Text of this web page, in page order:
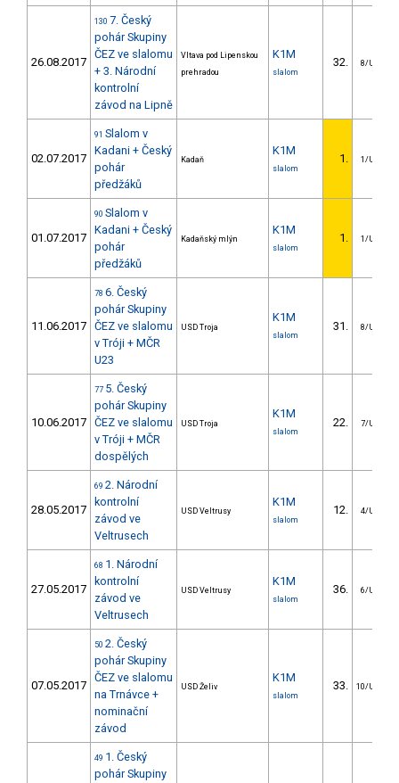
26.08.2017
130 7. Český
pohár Skupiny
ČEZ ve slalomu
+ 3. Národní
kontrolní
závod na Lipně
Vltava pod Lipenskou
prehradou
K1M
slalom
32. 8/U23
02.07.2017
91 Slalom v
Kadani + Český
pohár
předžáků
Kadaň
K1M
slalom
1. 1/U23
01.07.2017
90 Slalom v
Kadani + Český
pohár
předžáků
Kadaňský mlýn
K1M
slalom
1. 1/U23
11.06.2017
78 6. Český
pohár Skupiny
ČEZ ve slalomu
v Tróji + MČR
U23
USD Troja
K1M
slalom
31. 8/U23
10.06.2017
77 5. Český
pohár Skupiny
ČEZ ve slalomu
v Tróji + MČR
dospělých
USD Troja
K1M
slalom
22. 7/U23
28.05.2017
69 2. Národní
kontrolní
závod ve
Veltrusech
USD Veltrusy
K1M
slalom
12. 4/U23
27.05.2017
68 1. Národní
kontrolní
závod ve
Veltrusech
USD Veltrusy
K1M
slalom
36. 6/U23
07.05.2017
50 2. Český
pohár Skupiny
ČEZ ve slalomu
na Trnávce +
nominační
závod
USD Želiv
K1M
slalom
33. 10/U23
49 1. Český
pohár Skupiny